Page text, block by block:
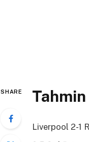
SHARE Tahmin
Liverpool 2-1